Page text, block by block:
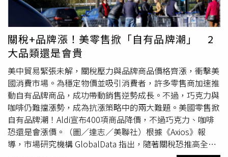
號稱是為了交通效益，結果交通效益卻少得可憐，只關注經
濟效益和土地價值提升，這是不對的。賀陳旦直言，高達
4,000億元經費砸下去後，根本難有餘力改善宜蘭在地接駁
系統，反倒若改採成本較低的直鐵計畫，剩餘預算可支援其
他地方建設，比方提供更多公車接駁、規劃微笑單車與其他
交通優化空間與設備，藉此發揮更大社會效益。他批評，高
鐵建設的土地增值或甚至「炒地皮」的產值，獲利者根本是
建商與少部分地主，若要視為公共建設的整體產值，實在牽
強。宜蘭社區發展聯盟理事長陳世玉（圖）認為若北宜之間
的鐵路改為直鐵，省下的經費如何建設宜蘭，政府有責說清
楚。（圖／黃鵬杰攝）宜蘭社區發展聯盟理事長陳世玉則感
性指出，台鐵宜蘭線通車至今101年，對宜蘭人來講「高鐵
關稅+品牌漲！美零售掀「自有品牌潮」 2
大品類還是會貴
美中貿易緊張未解，關稅壓力與品牌商品價格齊漲，衝擊美
國消費市場。為穩定物價並吸引消費者，許多零售商加速推
動自有品牌商品，成功帶動銷售逆勢成長。不過，巧克力與
咖啡仍難擋漲勢，成為抗漲策略中的兩大難題。美國零售掀
自有品牌潮！Aldi宣布400項商品降價，不過巧克力、咖啡
恐還是會漲價。（圖／達志／美聯社）根據《Axios》報
導，市場研究機構 GlobalData 指出，隨著關稅恐推高全國